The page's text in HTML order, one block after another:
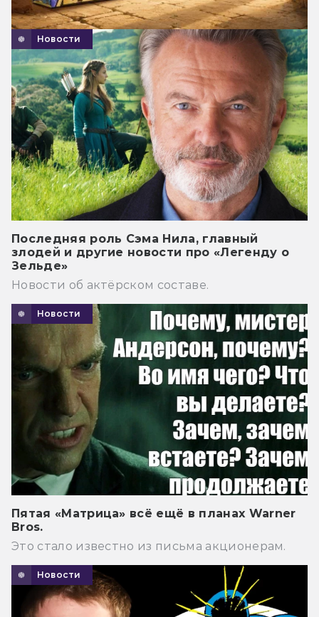
Новости
Последняя роль Сэма Нила, главный
злодей и другие новости про «Легенду о
Зельде»
Новости об актёрском составе.
Новости
Пятая «Матрица» всё ещё в планах Warner
Bros.
Это стало известно из письма акционерам.
Новости